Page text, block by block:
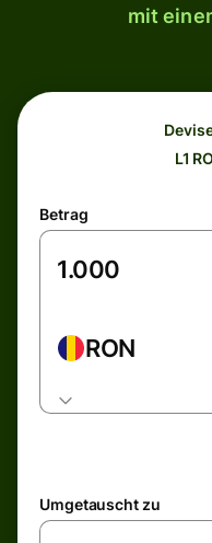
mit
L1
Betrag
RON
Umgetauscht zu